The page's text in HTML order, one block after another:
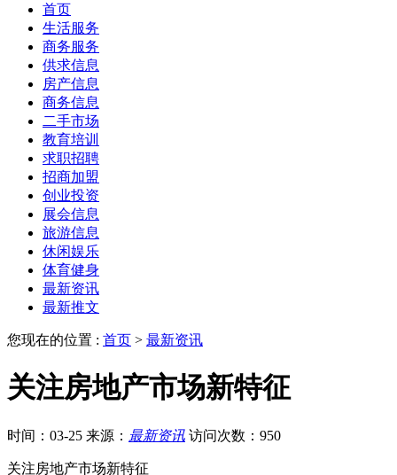
首页
生活服务
商务服务
供求信息
房产信息
商务信息
二手市场
教育培训
求职招聘
招商加盟
创业投资
展会信息
旅游信息
休闲娱乐
体育健身
最新资讯
最新推文
您现在的位置 : 首页 > 最新资讯
关注房地产市场新特征
时间：03-25 来源： 最新资讯 访问次数：950
关注房地产市场新特征